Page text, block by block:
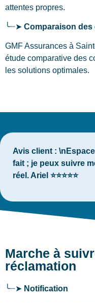
attentes propres.
╰┈➤ Comparaison des
GMF Assurances à
étude comparative des
les solutions optimales.
Avis client :
fait ; je peux suivre
réel. Ariel ⭐⭐⭐⭐⭐
Marche à
réclamation
╰┈➤ Notification